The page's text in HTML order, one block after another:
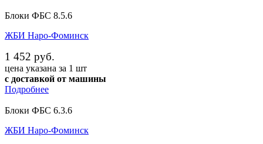
Блоки ФБС 8.5.6
ЖБИ Наро-Фоминск
1 452 руб.
цена указана за 1 шт
с доставкой от машины
Подробнее
Блоки ФБС 6.3.6
ЖБИ Наро-Фоминск